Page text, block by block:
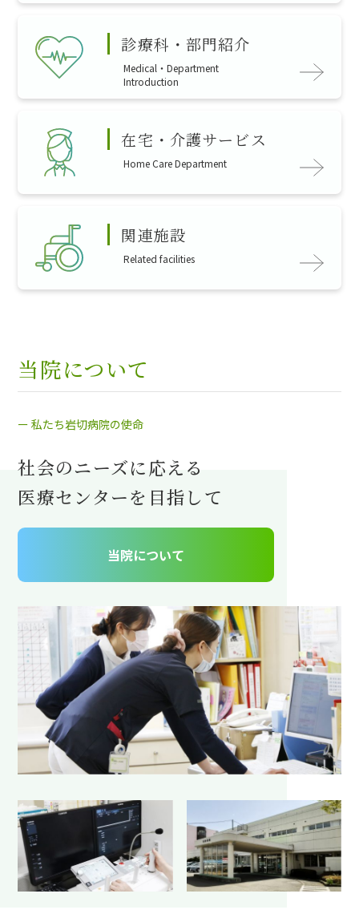
診療科・部門紹介
Medical・Department
Introduction
在宅・介護サービス
Home Care Department
関連施設
Related facilities
当院について
ー 私たち岩切病院の使命
社会のニーズに応える
医療センターを目指して
当院について